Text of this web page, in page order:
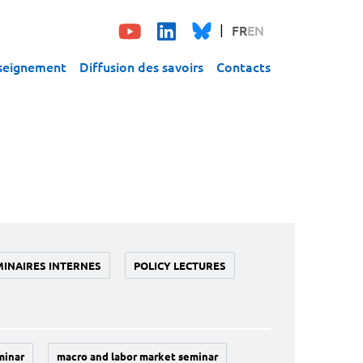
FREN
Diffusion des savoirs Contacts
INTERNES POLICY LECTURES
macro and labor market seminar